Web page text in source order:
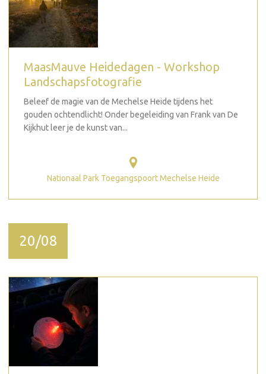
MaasMauve Heidedagen - Workshop
Landschapsfotografie
Beleef de magie van de Mechelse Heide tijdens het
gouden ochtendlicht! Onder begeleiding van Frank van De
Kijkhut leer je de kunst van...
Nationaal Park Toegangspoort Mechelse Heide
20/08